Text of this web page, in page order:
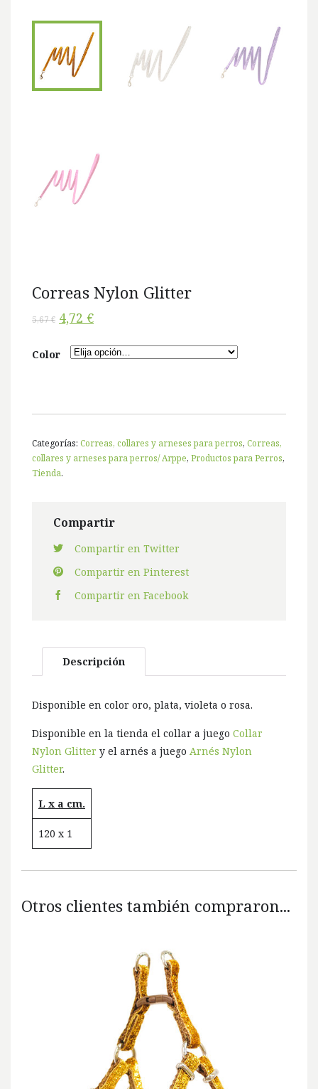
Correas Nylon Glitter
5,67 € 4,72 €
Color
Categorías: Correas, collares y arneses para perros, Correas,
collares y arneses para perros/ Arppe, Productos para Perros,
Tienda.
Compartir
Compartir en Twitter
Compartir en Pinterest
Compartir en Facebook
Descripción
Disponible en color oro, plata, violeta o rosa.
Disponible en la tienda el collar a juego Collar
Nylon Glitter y el arnés a juego Arnés Nylon
Glitter.
L x a cm.
120 x 1
Otros clientes también compraron...